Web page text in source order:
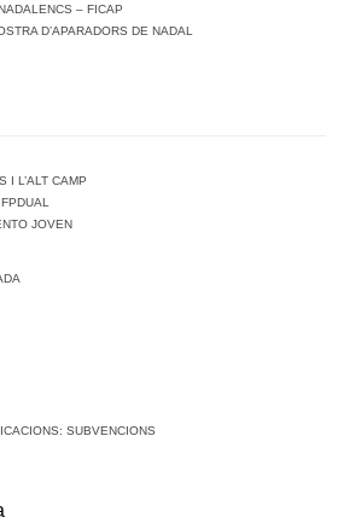
– FICAP
D’APARADORS DE NADAL
I L’ALT CAMP
JOVEN
SUBVENCIONS